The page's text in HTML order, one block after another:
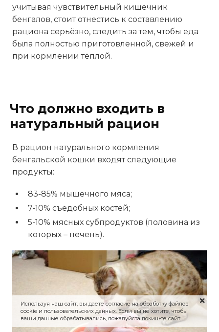
учитывая чувствительный кишечник
бенгалов, стоит отнестись к составлению
рациона серьёзно, следить за тем, чтобы еда
была полностью приготовленной, свежей и
при кормлении тёплой.
Что должно входить в
натуральный рацион
В рацион натурального кормления
бенгальской кошки входят следующие
продукты:
83-85% мышечного мяса;
7-10% съедобных костей;
5-10% мясных субпродуктов (половина из
которых – печень).
Используя наш сайт, вы даете согласие на обработку файлов
cookie и пользовательских данных. Если вы не хотите, чтобы
ваши данные обрабатывались, пожалуйста покиньте сайт.